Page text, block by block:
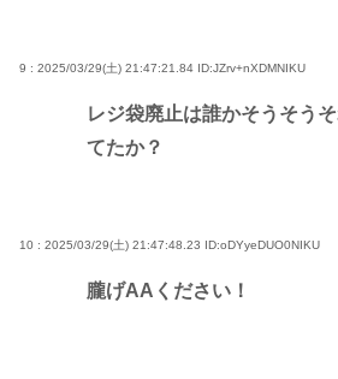
9 : 2025/03/29(土) 21:47:21.84 ID:JZrv+nXDMNIKU
レジ袋廃止は誰かそうそう
てたか？
10 : 2025/03/29(土) 21:47:48.23 ID:oDYyeDUO0NIKU
朧げAAください！